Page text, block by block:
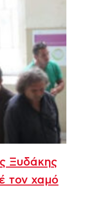
Ξυδάκης
τον χαμό